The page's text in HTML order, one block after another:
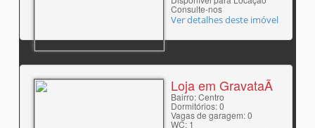
Consulte-nos
Ver detalhes deste imóvel
Loja em GravataÃ­
Bairro: Centro
Dormitórios: 0
Vagas de garagem: 0
WC: 1